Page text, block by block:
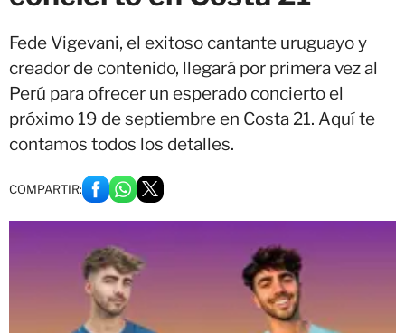
Fede Vigevani, el exitoso cantante uruguayo y
creador de contenido, llegará por primera vez al
Perú para ofrecer un esperado concierto el
próximo 19 de septiembre en Costa 21. Aquí te
contamos todos los detalles.
COMPARTIR: